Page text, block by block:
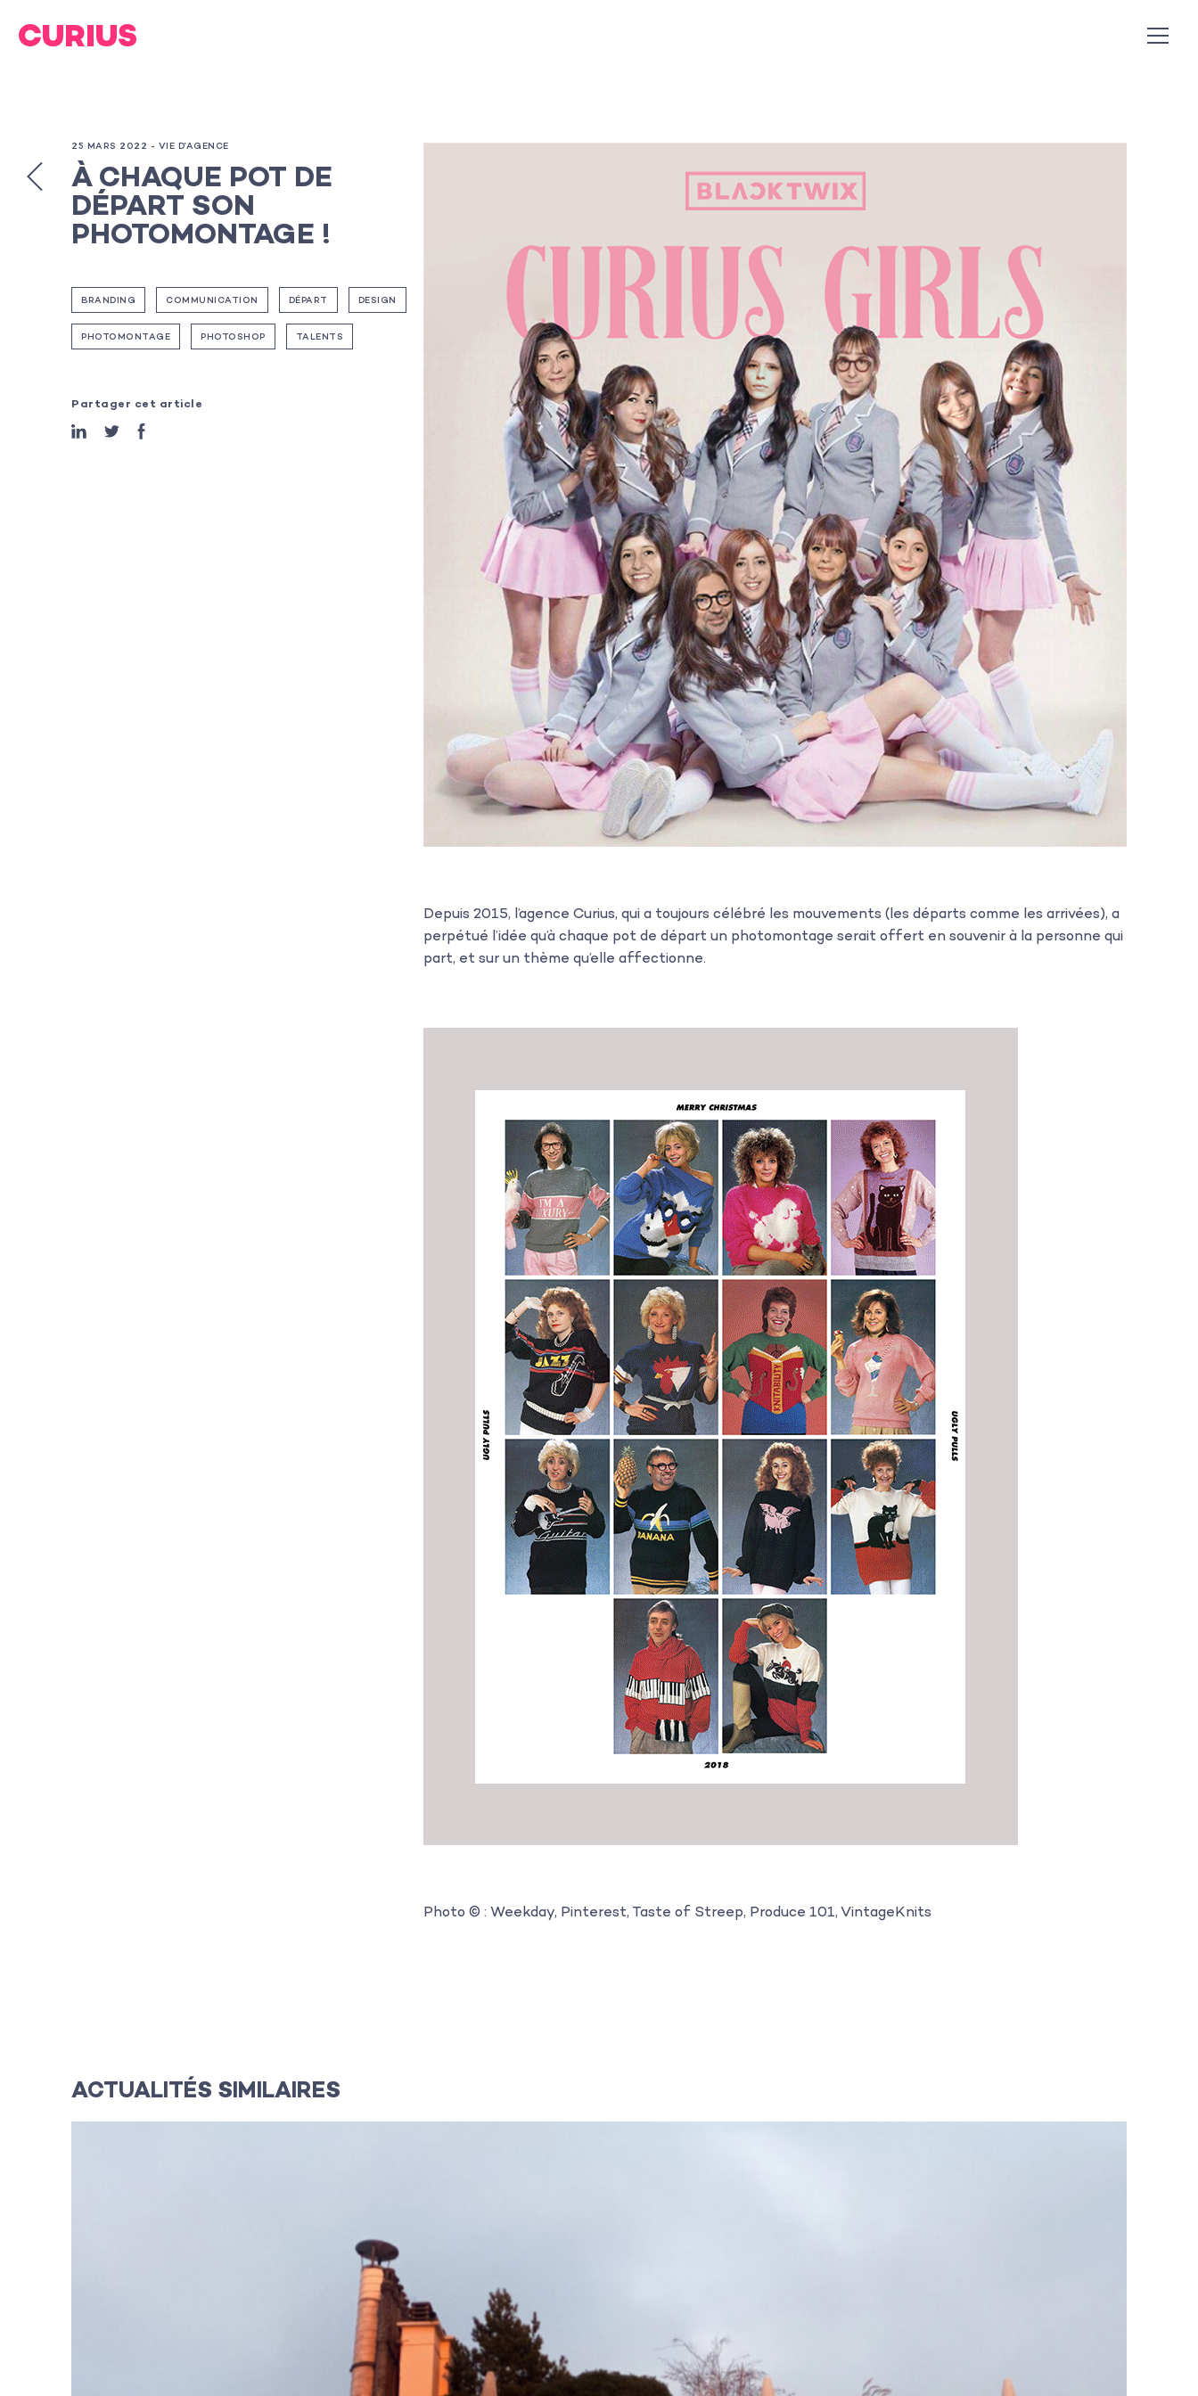
25 MARS 2022 - VIE D’AGENCE
À CHAQUE POT DE
DÉPART SON
PHOTOMONTAGE !
BRANDING COMMUNICATION DÉPART DESIGN
PHOTOMONTAGE PHOTOSHOP TALENTS
Partager cet article
Depuis 2015, l’agence Curius, qui a toujours célébré les mouvements (les départs comme les arrivées), a
perpétué l’idée qu’à chaque pot de départ un photomontage serait offert en souvenir à la personne qui
part, et sur un thème qu’elle affectionne.
Photo © : Weekday, Pinterest, Taste of Streep, Produce 101, VintageKnits
ACTUALITÉS SIMILAIRES